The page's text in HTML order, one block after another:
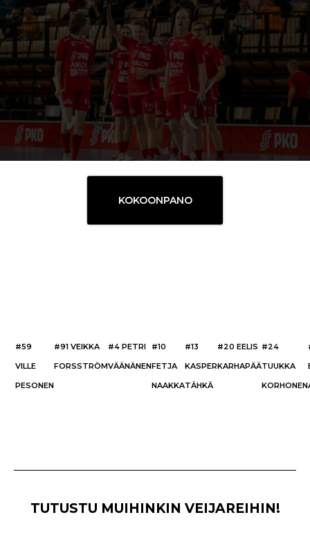
KOKOONPANO
#59
VILLE
PESONEN
#91 VEIKKA
FORSSTRÖM
#4 PETRI
VÄÄNÄNEN
#10
FETJA
NAAKKA
#13
KASPER
TÄHKÄ
#20 EELIS
KARHAPÄÄ
#24
TUUKKA
KORHONEN
TUTUSTU MUIHINKIN VEIJAREIHIN!